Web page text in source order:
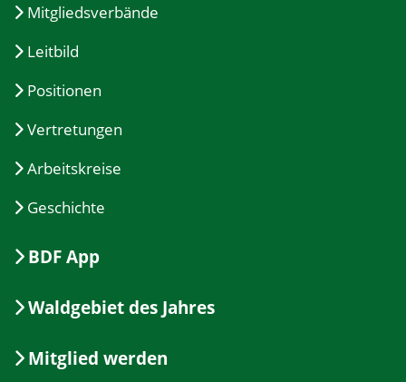
Mitgliedsverbände
Leitbild
Positionen
Vertretungen
Arbeitskreise
Geschichte
BDF App
Waldgebiet des Jahres
Mitglied werden